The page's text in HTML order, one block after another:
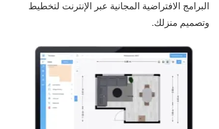
البرامج الافتراضية المجانية عبر الإنترنت لتخطيط
وتصميم منزلك.